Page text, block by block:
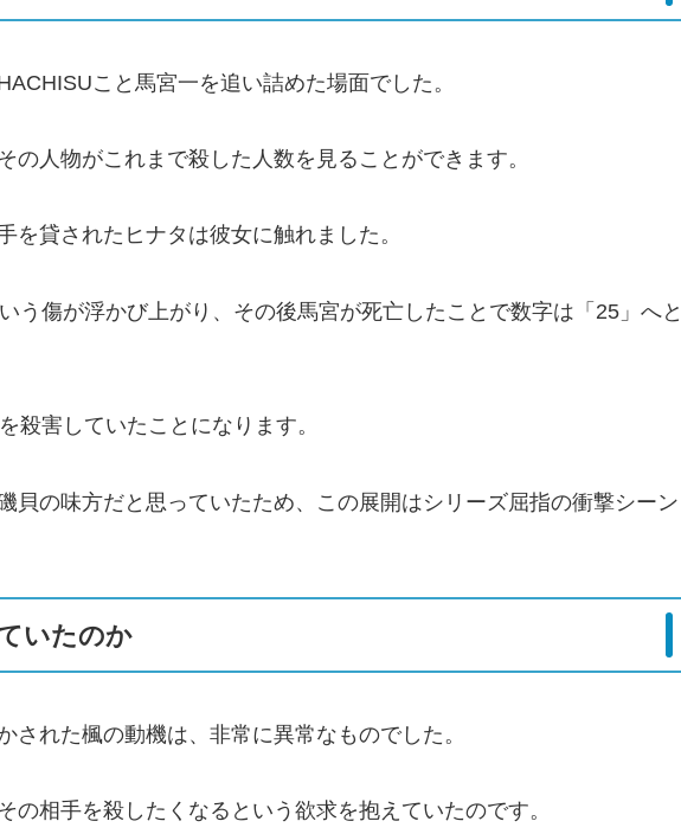
こと馬宮一を追い詰めた場面でした。
の人物がこれまで殺した人数を見ることができます。
を貸されたヒナタは彼女に触れました。
う傷が浮かび上がり、その後馬宮が死亡したことで数字は「25」へと
殺害していたことになります。
貝の味方だと思っていたため、この展開はシリーズ屈指の衝撃シーン
いたのか
された楓の動機は、非常に異常なものでした。
の相手を殺したくなるという欲求を抱えていたのです。